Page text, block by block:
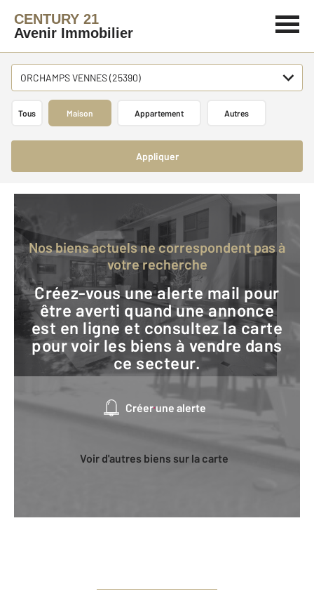
CENTURY 21
Avenir Immobilier
ORCHAMPS VENNES (25390)
Tous Maison Appartement Autres
Appliquer
Nos biens actuels ne correspondent pas à
votre recherche
Créez-vous une alerte mail pour
être averti quand une annonce
est en ligne et consultez la carte
pour voir les biens à vendre dans
ce secteur.
Créer une alerte
Voir d'autres biens sur la carte